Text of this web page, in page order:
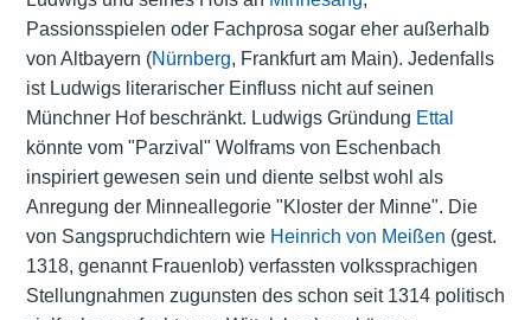
Passionsspielen oder Fachprosa sogar eher außerhalb
von Altbayern (Nürnberg, Frankfurt am Main). Jedenfalls
ist Ludwigs literarischer Einfluss nicht auf seinen
Münchner Hof beschränkt. Ludwigs Gründung Ettal
könnte vom "Parzival" Wolframs von Eschenbach
inspiriert gewesen sein und diente selbst wohl als
Anregung der Minneallegorie "Kloster der Minne". Die
von Sangspruchdichtern wie Heinrich von Meißen (gest.
1318, genannt Frauenlob) verfassten volkssprachigen
Stellungnahmen zugunsten des schon seit 1314 politisch